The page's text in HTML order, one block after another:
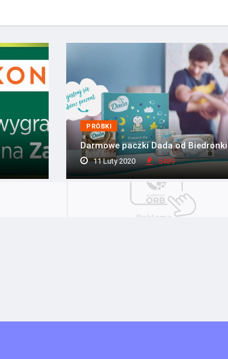
PRÓBKI
Darmowe paczki Dada od Biedronki
11 Luty 2020 5489